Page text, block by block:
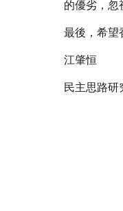
的優劣，忽
最後，希望
江肇恒
民主思路研